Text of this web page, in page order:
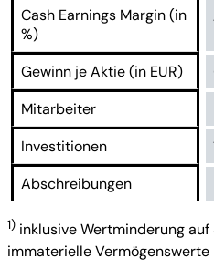
Cash Earnings Margin (in
%)
Gewinn je Aktie (in EUR)
Mitarbeiter
Investitionen
Abschreibungen
1) inklusive Wertminderung auf
immaterielle Vermögenswerte